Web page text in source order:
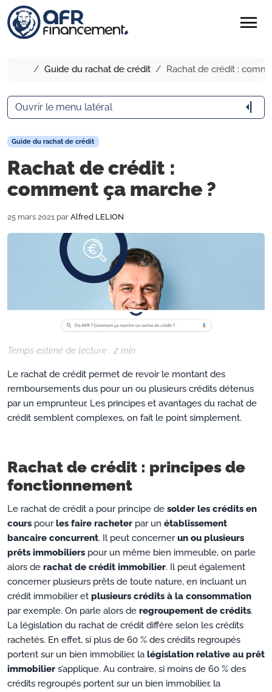
menu
Accueil
Guide du rachat de crédit Rachat de crédit :
Guide du rachat de crédit
Rachat de crédit :
comment ça marche ?
25 mars 2021 par Alfred LELION
Temps estimé de lecture : 2 min
Le rachat de crédit permet de revoir le montant des
remboursements dus pour un ou plusieurs crédits détenus
par un emprunteur. Les principes et avantages du rachat de
crédit semblent complexes, on fait le point simplement.
Rachat de crédit : principes de
fonctionnement
Le rachat de crédit a pour principe de solder les crédits en
cours pourles faire racheter par un établissement
bancaire concurrent. Il peut concernerun ou plusieurs
prêts immobiliers pour un même bien immeuble, on parle
alors de rachat de crédit immobilier. Il peut également
concerner plusieurs prêts de toute nature, en incluant un
crédit immobilier et plusieurs crédits à la consommation
par exemple. On parle alors de regroupement de crédits.
La législation du rachat de crédit diffère selon les crédits
rachetés. En effet, si plus de 60 % des crédits regroupés
portent sur un bien immobilier, la législation relative au prêt
immobilier s’applique. Au contraire, si moins de 60 % des
crédits regroupés portent sur un bien immobilier, la
Ouvrir le menu latéral arrow_menu_close